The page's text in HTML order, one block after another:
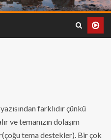
farklıdır çünkü
ve temanızın dolaşım
tema destekler). Bir çok